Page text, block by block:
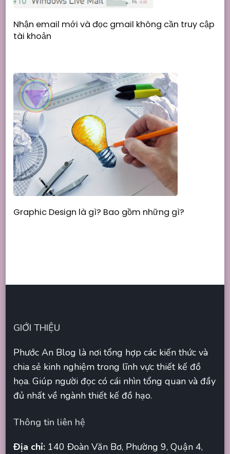
Nhận email mới và đọc gmail không cần truy cập
tài khoản
Graphic Design là gì? Bao gồm những gì?
GIỚI THIỆU
Phước An Blog là nơi tổng hợp các kiến thức và
chia sẻ kinh nghiệm trong lĩnh vực thiết kế đồ
họa. Giúp người đọc có cái nhìn tổng quan và đầy
đủ nhất về ngành thiết kế đồ hạo.
Thông tin liên hệ
Địa chỉ: 140 Đoàn Văn Bơ, Phường 9, Quận 4,